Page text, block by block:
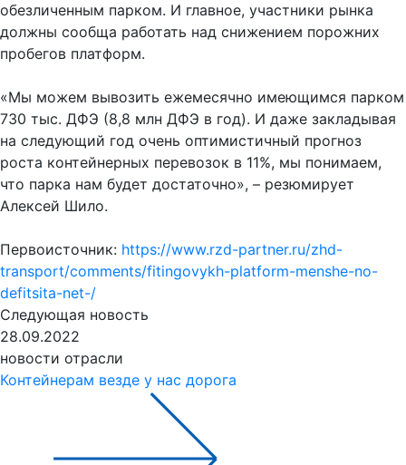
обезличенным парком. И главное, участники рынка
должны сообща работать над снижением порожних
пробегов платформ.
«Мы можем вывозить ежемесячно имеющимся парком
730 тыс. ДФЭ (8,8 млн ДФЭ в год). И даже закладывая
на следующий год очень оптимистичный прогноз
роста контейнерных перевозок в 11%, мы понимаем,
что парка нам будет достаточно», – резюмирует
Алексей Шило.
Первоисточник: https://www.rzd-partner.ru/zhd-
transport/comments/fitingovykh-platform-menshe-no-
defitsita-net-/
Следующая новость
28.09.2022
новости отрасли
Контейнерам везде у нас дорога